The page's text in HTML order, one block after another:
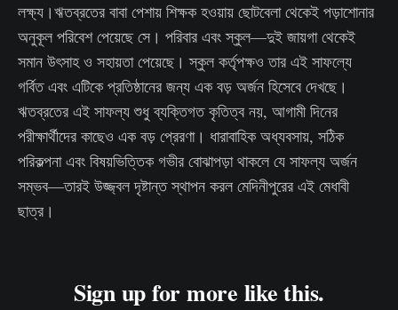
লক্ষ্য।ঋতব্রতের বাবা পেশায় শিক্ষক হওয়ায় ছোটবেলা থেকেই পড়াশোনার
অনুকূল পরিবেশ পেয়েছে সে। পরিবার এবং স্কুল—দুই জায়গা থেকেই
সমান উৎসাহ ও সহায়তা পেয়েছে। স্কুল কর্তৃপক্ষও তার এই সাফল্যে
গর্বিত এবং এটিকে প্রতিষ্ঠানের জন্য এক বড় অর্জন হিসেবে দেখছে।
ঋতব্রতের এই সাফল্য শুধু ব্যক্তিগত কৃতিত্ব নয়, আগামী দিনের
পরীক্ষার্থীদের কাছেও এক বড় প্রেরণা। ধারাবাহিক অধ্যবসায়, সঠিক
পরিকল্পনা এবং বিষয়ভিত্তিক গভীর বোঝাপড়া থাকলে যে সাফল্য অর্জন
সম্ভব—তারই উজ্জ্বল দৃষ্টান্ত স্থাপন করল মেদিনীপুরের এই মেধাবী
ছাত্র।
Sign up for more like this.